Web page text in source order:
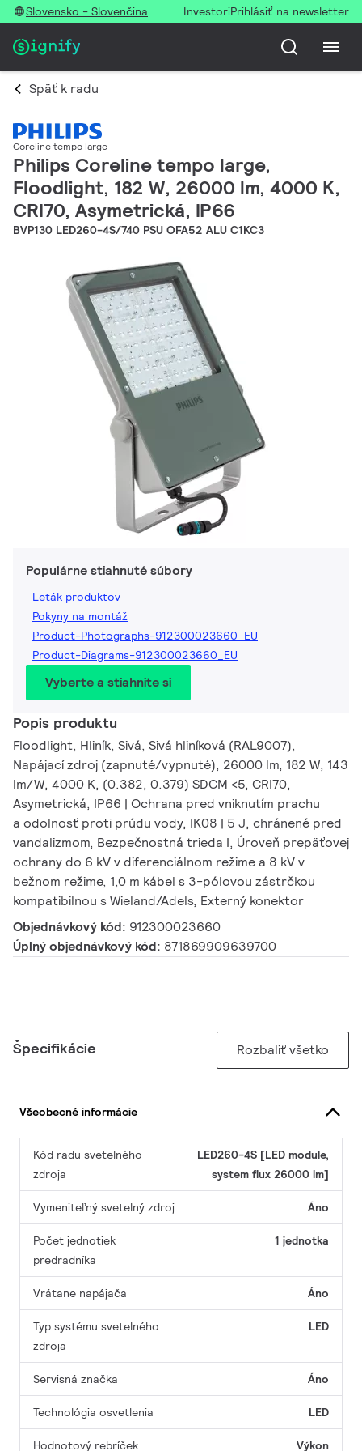
Slovensko - Slovenčina InvestoriPrihlásiť na newsletter
Späť k radu
Coreline tempo large
Philips Coreline tempo large,
Floodlight, 182 W, 26000 lm, 4000 K,
CRI70, Asymetrická, IP66
BVP130 LED260-4S/740 PSU OFA52 ALU C1KC3
Populárne stiahnuté súbory
Leták produktov
Pokyny na montáž
Product-Photographs-912300023660_EU
Product-Diagrams-912300023660_EU
Vyberte a stiahnite si
Popis produktu
Floodlight, Hliník, Sivá, Sivá hliníková (RAL9007),
Napájací zdroj (zapnuté/vypnuté), 26000 lm, 182 W, 143
lm/W, 4000 K, (0.382, 0.379) SDCM <5, CRI70,
Asymetrická, IP66 | Ochrana pred vniknutím prachu
a odolnosť proti prúdu vody, IK08 | 5 J, chránené pred
vandalizmom, Bezpečnostná trieda I, Úroveň prepäťovej
ochrany do 6 kV v diferenciálnom režime a 8 kV v
bežnom režime, 1,0 m kábel s 3-pólovou zástrčkou
kompatibilnou s Wieland/Adels, Externý konektor
Objednávkový kód: 912300023660
Úplný objednávkový kód: 871869909639700
Špecifikácie Rozbaliť všetko
Všeobecné informácie
Kód radu svetelného
zdroja
LED260-4S [LED module,
system flux 26000 lm]
Vymeniteľný svetelný zdroj Áno
Počet jednotiek
predradníka
1 jednotka
Vrátane napájača Áno
Typ systému svetelného
zdroja
LED
Servisná značka Áno
Technológia osvetlenia LED
Hodnotový rebríček Výkon